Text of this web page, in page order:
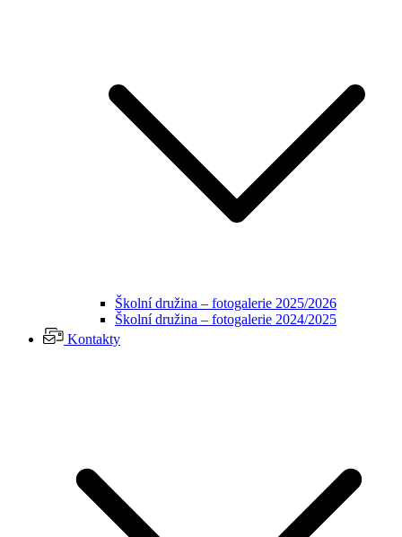
Školní družina – fotogalerie 2025/2026
Školní družina – fotogalerie 2024/2025
Kontakty